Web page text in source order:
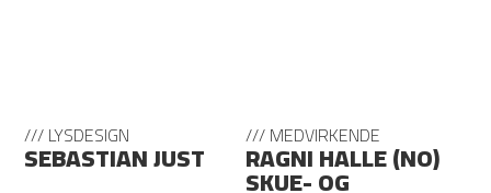
/// LYSDESIGN
SEBASTIAN JUST /// MEDVIRKENDE
RAGNI HALLE (NO)
SKUE- OG